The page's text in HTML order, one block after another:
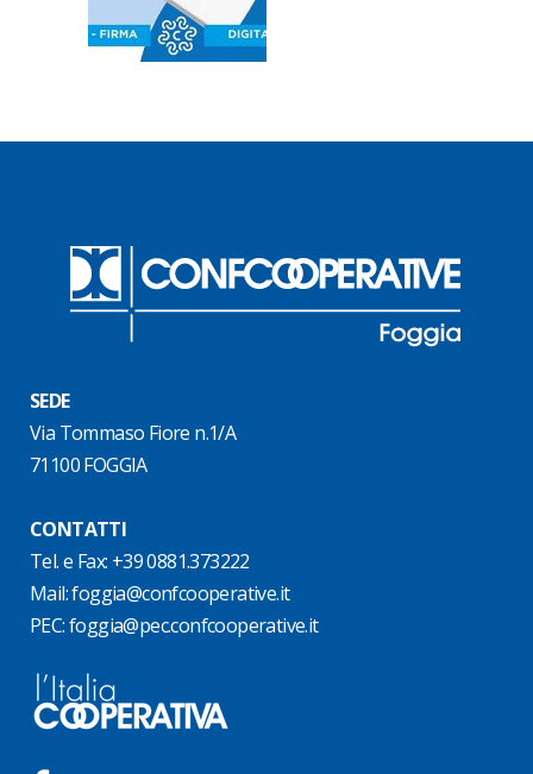
SEDE
Via Tommaso Fiore n.1/A
71100 FOGGIA
CONTATTI
Tel. e Fax: +39 0881.373222
Mail:foggia@confcooperative.it
PEC:foggia@pec.confcooperative.it